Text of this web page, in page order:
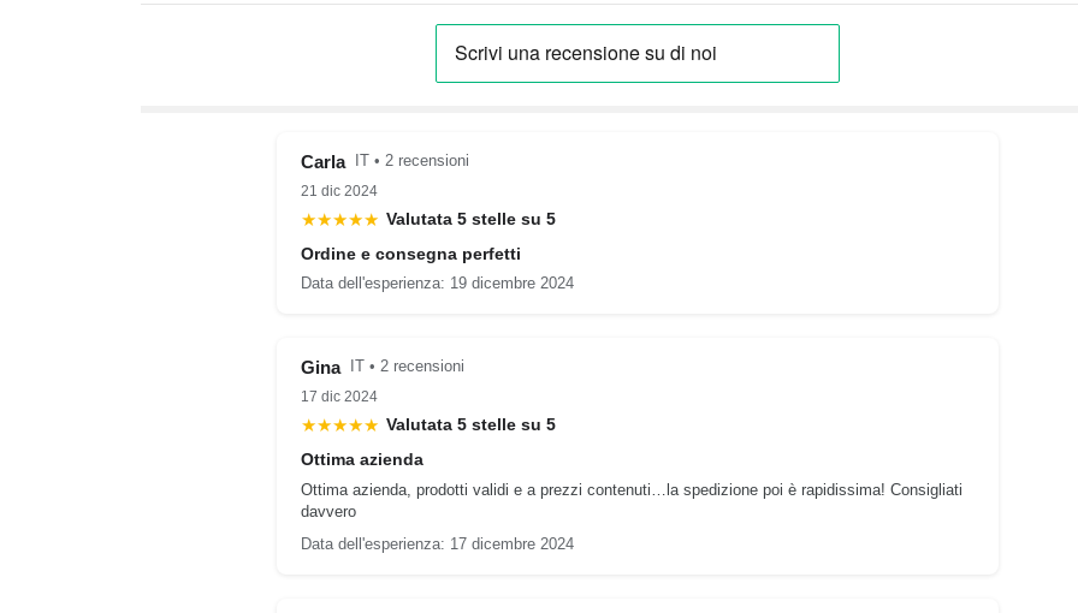
Carla
IT • 2 recensioni
21 dic 2024
★★★★★ Valutata 5 stelle su 5
Ordine e consegna perfetti
Data dell'esperienza: 19 dicembre 2024
Gina
IT • 2 recensioni
17 dic 2024
★★★★★ Valutata 5 stelle su 5
Ottima azienda
Ottima azienda, prodotti validi e a prezzi contenuti…la spedizione poi è rapidissima! Consigliati
davvero
Data dell'esperienza: 17 dicembre 2024